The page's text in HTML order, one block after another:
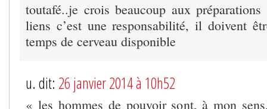
toutafé..je crois beaucoup aux préparations
liens c’est une responsabilité, il doivent
temps de cerveau disponible
u. dit: 26 janvier 2014 à 10h52
« les hommes de pouvoir sont, à mon